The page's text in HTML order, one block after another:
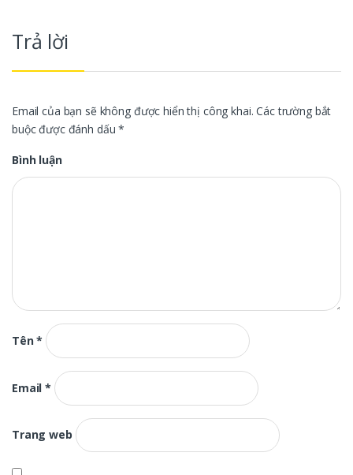
Trả lời
Email của bạn sẽ không được hiển thị công khai. Các trường bắt
buộc được đánh dấu*
Bình luận
Tên*
Email*
Trang web